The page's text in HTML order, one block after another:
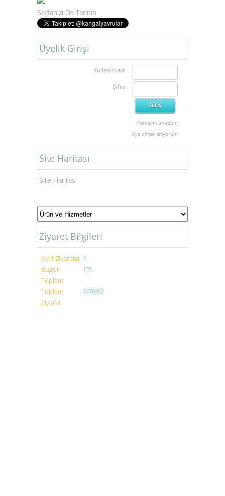
Sayfanızı Da Tanıtın
Üyelik Girişi
Kullanıcı adı
Şifre
Parolamı unuttum
Üye olmak istiyorum
Site Haritası
Site Haritası
Ziyaret Bilgileri
Aktif Ziyaretçi 3
Bugün
Toplam
135
Toplam
Ziyaret
3776952